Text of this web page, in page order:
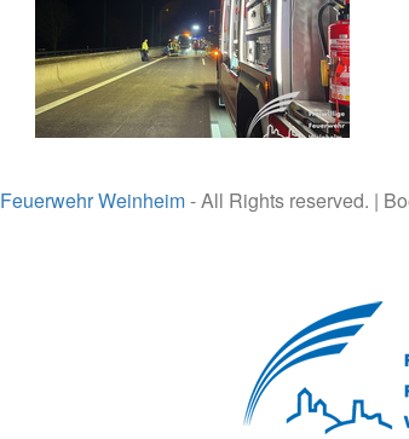
Feuerwehr Weinheim- All Rights reserved. |